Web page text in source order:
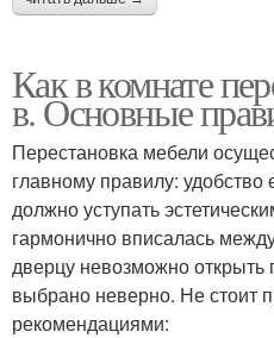
Как в комнате
в. Основные
Перестановка мебели
главному правилу: удобство
должно уступать
гармонично вписалась
дверцу невозможно
выбрано неверно. Не стоит
рекомендациями: